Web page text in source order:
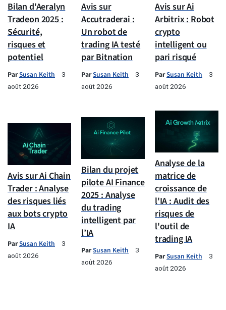
Bilan d'Aeralyn
Tradeon 2025 :
Sécurité,
risques et
potentiel
ParSusan Keith
3
août 2026
Avis sur
Accutraderai :
Un robot de
trading IA testé
par Bitnation
ParSusan Keith
3
août 2026
Avis sur Ai
Arbitrix : Robot
crypto
intelligent ou
pari risqué
ParSusan Keith
3
août 2026
Avis sur Ai Chain
Trader : Analyse
des risques liés
aux bots crypto
IA
ParSusan Keith
3
août 2026
Bilan du projet
pilote AI Finance
2025 : Analyse
du trading
intelligent par
l’IA
ParSusan Keith
3
août 2026
Analyse de la
matrice de
croissance de
l'IA : Audit des
risques de
l'outil de
trading IA
ParSusan Keith
3
août 2026